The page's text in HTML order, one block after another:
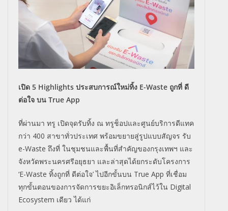
เปิด 5 Highlights ประสบการณ์ใหม่ทิ้ง E-Waste ถูกที่ ดี
ต่อใจ บน True App
ที่ผ่านมา ทรู เปิดจุดรับทิ้ง ณ ทรูช็อปและศูนย์บริการดีแทค
กว่า 400 สาขาทั่วประเทศ พร้อมขยายสู่รูปแบบสัญจร รับ
e-Waste ถึงที่ ในชุมชนและพื้นที่สำคัญของกรุงเทพฯ และ
จังหวัดพระนครศรีอยุธยา และล่าสุดได้ยกระดับโครงการ
‘E-Waste ทิ้งถูกที่ ดีต่อใจ’ ไปอีกขั้นบน True App ที่เชื่อม
ทุกขั้นตอนของการจัดการขยะอิเล็กทรอนิกส์ไว้ใน Digital
Ecosystem เดียว ได้แก่